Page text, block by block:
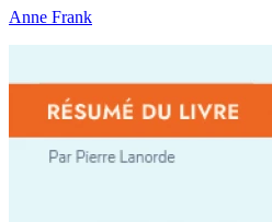
Anne Frank